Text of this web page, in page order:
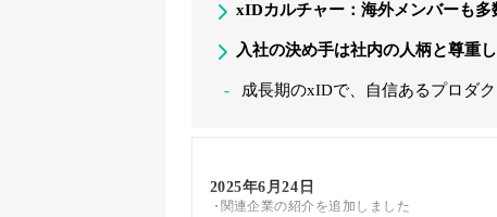
xIDカルチャー：海外メンバーも
入社の決め手は社内の人柄と尊重
成長期のxIDで、自信あるプロダ
2025年6月24日
関連企業の紹介を追加しました